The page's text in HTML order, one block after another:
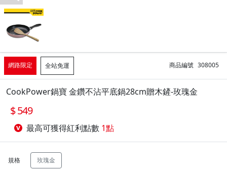
網路限定 全站免運 商品編號 308005
CookPower鍋寶 金鑽不沾平底鍋28cm贈木鏟-玫瑰金
549
最高可獲得紅利點數 1點
規格 玫瑰金